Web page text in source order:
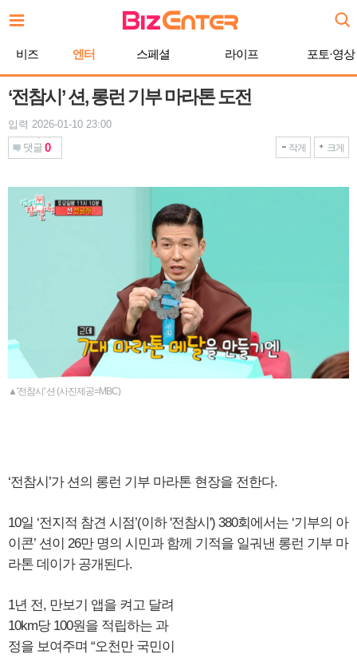
문
비즈 엔터 스페셜 라이프 포토·영상
‘전참시’ 션, 롱런 기부 마라톤 도전
입력 2026-01-10 23:00
댓글 0 작게 크게
▲'전참시' 션 (사진제공=MBC)
‘전참시’가 션의 롱런 기부 마라톤 현장을 전한다.
10일 ‘전지적 참견 시점’(이하 '전참시') 380회에서는 ‘기부의 아
이콘’ 션이 26만 명의 시민과 함께 기적을 일궈낸 롱런 기부 마
라톤 데이가 공개된다.
1년 전, 만보기 앱을 켜고 달려
10km당 100원을 적립하는 과
정을 보여주며 “오천만 국민이